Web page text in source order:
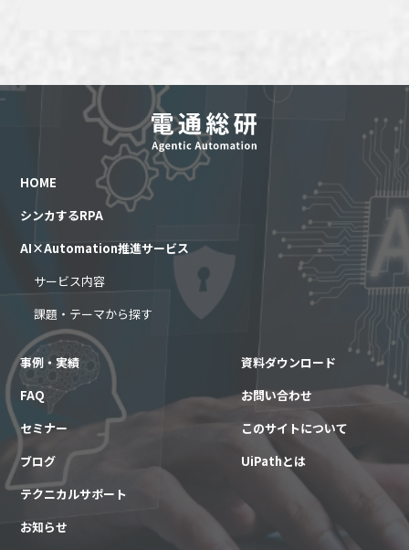
HOME
シンカするRPA
AI×Automation推進サービス
サービス内容
課題・テーマから探す
事例・実績
FAQ
セミナー
ブログ
テクニカルサポート
お知らせ
資料ダウンロード
お問い合わせ
このサイトについて
UiPathとは